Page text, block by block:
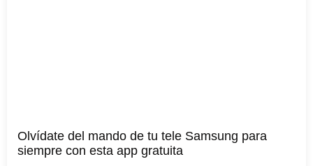
Olvídate del mando de tu tele Samsung para
siempre con esta app gratuita